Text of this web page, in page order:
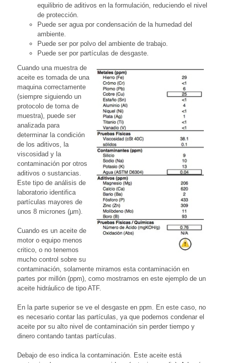
equilibrio de aditivos en la formulación, reduciendo el nivel
de protección.
Puede ser agua por condensación de la humedad del
ambiente.
Puede ser por polvo del ambiente de trabajo.
Puede ser por partículas de desgaste.
Cuando una muestra de
aceite es tomada de una
maquina correctamente
(siempre siguiendo un
protocolo de toma de
muestra), puede ser
analizada para
determinar la condición
de los aditivos, la
viscosidad y la
contaminación por otros
aditivos o sustancias.
Este tipo de análisis de
laboratorio identifica
partículas mayores de
unos 8 micrones (µm).
Cuando es un aceite de
motor o equipo menos
critico, o no tenemos
mucho control sobre su
contaminación, solamente miramos esta contaminación en
partes por millón (ppm), como mostramos en este ejemplo de un
aceite hidráulico de tipo ATF.
En la parte superior se ve el desgaste en ppm. En este caso, no
es necesario contar las partículas, ya que podemos condenar el
aceite por su alto nivel de contaminación sin perder tiempo y
dinero contando tantas partículas.
Debajo de eso indica la contaminación. Este aceite está